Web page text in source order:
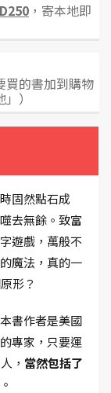
，寄本地即
買的書加到購物
）
固然點石成
去無餘。致富
遊戲，萬般不
魔法，真的一
形？
書作者是美國
專家，只要運
， 當然包括了